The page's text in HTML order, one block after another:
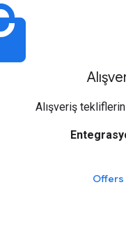
Alışveriş
Offers